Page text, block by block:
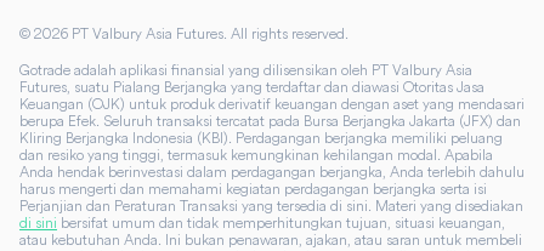
© 2026 PT Valbury Asia Futures. All rights reserved.
Gotrade adalah aplikasi finansial yang dilisensikan oleh PT Valbury Asia
Futures, suatu Pialang Berjangka yang terdaftar dan diawasi Otoritas Jasa
Keuangan (OJK) untuk produk derivatif keuangan dengan aset yang mendasari
berupa Efek. Seluruh transaksi tercatat pada Bursa Berjangka Jakarta (JFX) dan
Kliring Berjangka Indonesia (KBI). Perdagangan berjangka memiliki peluang
dan resiko yang tinggi, termasuk kemungkinan kehilangan modal. Apabila
Anda hendak berinvestasi dalam perdagangan berjangka, Anda terlebih dahulu
harus mengerti dan memahami kegiatan perdagangan berjangka serta isi
Perjanjian dan Peraturan Transaksi yang tersedia di sini. Materi yang disediakan
di sini bersifat umum dan tidak memperhitungkan tujuan, situasi keuangan,
atau kebutuhan Anda. Ini bukan penawaran, ajakan, atau saran untuk membeli